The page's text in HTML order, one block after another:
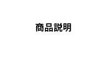
商品説明